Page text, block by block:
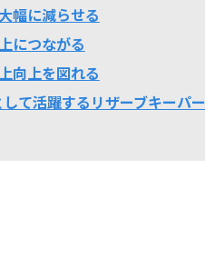
幅に減らせる
につながる
向上を図れる
て活躍するリザーブキーパー